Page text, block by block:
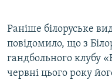
Раніше білоруське
повідомило, що з
гандбольного клубу
червні цього року